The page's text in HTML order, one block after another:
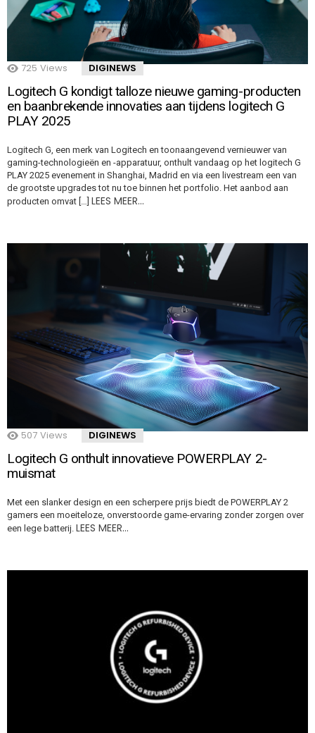
725 Views DIGINEWS
Logitech G kondigt talloze nieuwe gaming-producten
en baanbrekende innovaties aan tijdens logitech G
PLAY 2025
Logitech G, een merk van Logitech en toonaangevend vernieuwer van
gaming-technologieën en -apparatuur, onthult vandaag op het logitech G
PLAY 2025 evenement in Shanghai, Madrid en via een livestream een van
de grootste upgrades tot nu toe binnen het portfolio. Het aanbod aan
producten omvat […] LEES MEER…
507 Views DIGINEWS
Logitech G onthult innovatieve POWERPLAY 2-
muismat
Met een slanker design en een scherpere prijs biedt de POWERPLAY 2
gamers een moeiteloze, onverstoorde game-ervaring zonder zorgen over
een lege batterij. LEES MEER…